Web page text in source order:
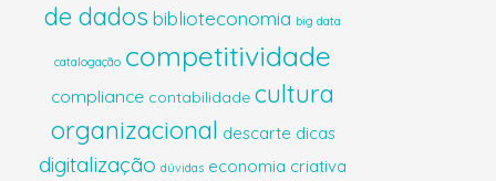
de dados biblioteconomia big data
catalogação competitividade
compliance contabilidade cultura
organizacional descarte dicas
digitalização dúvidas economia criativa